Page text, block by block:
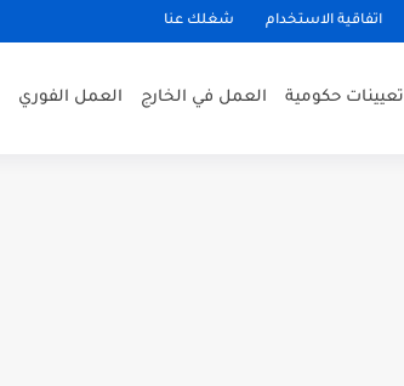
اتفاقية الاستخدام شغلك عنا
تعيينات حكومية العمل في الخارج العمل الفوري